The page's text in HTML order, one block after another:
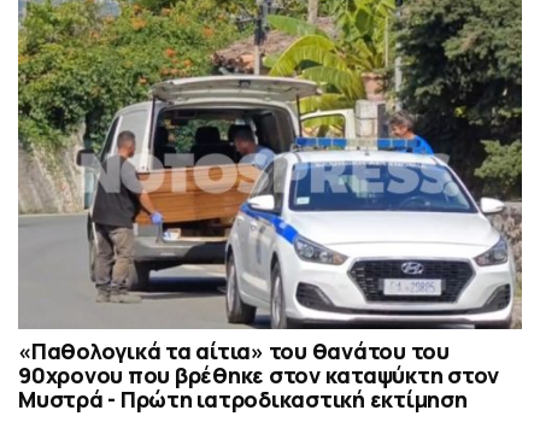
«Παθολογικά τα αίτια» του θανάτου του
90χρονου που βρέθηκε στον καταψύκτη στον
Μυστρά - Πρώτη ιατροδικαστική εκτίμηση